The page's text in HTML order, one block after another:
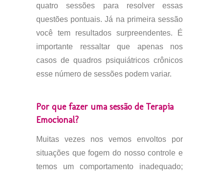
quatro sessões para resolver essas
questões pontuais. Já na primeira sessão
você tem resultados surpreendentes. É
importante ressaltar que apenas nos
casos de quadros psiquiátricos crônicos
esse número de sessões podem variar.
Por que fazer uma sessão de Terapia
Emocional?
Muitas vezes nos vemos envoltos por
situações que fogem do nosso controle e
temos um comportamento inadequado;